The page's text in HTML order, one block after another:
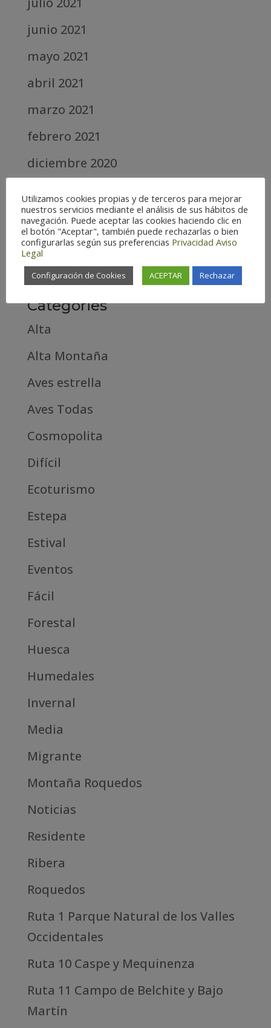
junio 2021
mayo 2021
abril 2021
marzo 2021
febrero 2021
diciembre 2020
marzo 2020
febrero 2019
septiembre 2018
Categories
Alta
Alta Montaña
Aves estrella
Aves Todas
Cosmopolita
Difícil
Ecoturismo
Estepa
Estival
Eventos
Fácil
Forestal
Huesca
Humedales
Invernal
Media
Migrante
Montaña Roquedos
Noticias
Residente
Ribera
Roquedos
Ruta 1 Parque Natural de los Valles
Occidentales
Ruta 10 Caspe y Mequinenza
Ruta 11 Campo de Belchite y Bajo
Martín
Utilizamos cookies propias y de terceros para mejorar
nuestros servicios mediante el análisis de sus hábitos de
navegación. Puede aceptar las cookies haciendo clic en
el botón "Aceptar", también puede rechazarlas o bien
configurarlas según sus preferencias Privacidad Aviso
Legal
Configuración de Cookies ACEPTAR Rechazar